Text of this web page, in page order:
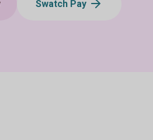
Swatch Pay